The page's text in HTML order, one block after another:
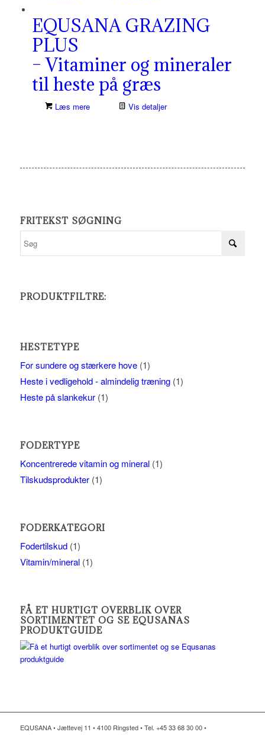
EQUSANA GRAZING
PLUS
– Vitaminer og mineraler
til heste på græs
Læs mere Vis detaljer
FRITEKST SØGNING
PRODUKTFILTRE:
HESTETYPE
For sundere og stærkere hove (1)
Heste i vedligehold - almindelig træning (1)
Heste på slankekur (1)
FODERTYPE
Koncentrerede vitamin og mineral (1)
Tilskudsprodukter (1)
FODERKATEGORI
Fodertilskud (1)
Vitamin/mineral (1)
FÅ ET HURTIGT OVERBLIK OVER
SORTIMENTET OG SE EQUSANAS
PRODUKTGUIDE
EQUSANA • Jættevej 11 • 4100 Ringsted • Tel. +45 33 68 30 00 •